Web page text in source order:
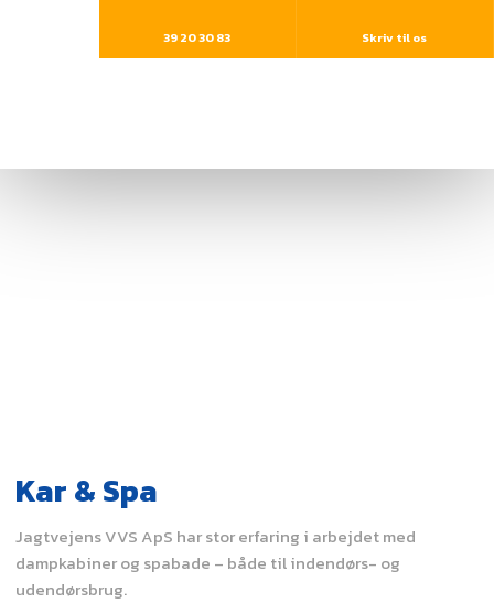
39 20 30 83​ Skriv til os
Kar & Spa
Jagtvejens VVS ApS har stor erfaring i arbejdet med
dampkabiner og spabade – både til indendørs- og
udendørsbrug.